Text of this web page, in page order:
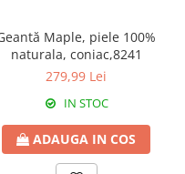
Maple, piele 100%
naturala, coniac,8241
279,99 Lei
IN STOC
ADAUGA IN COS